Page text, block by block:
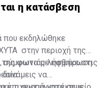
η κατάσβεση
που εκδηλώθηκε
στην περιοχή της
σύμφωνα με ενημέρωση
φωτιάς λήφθηκε στις
να